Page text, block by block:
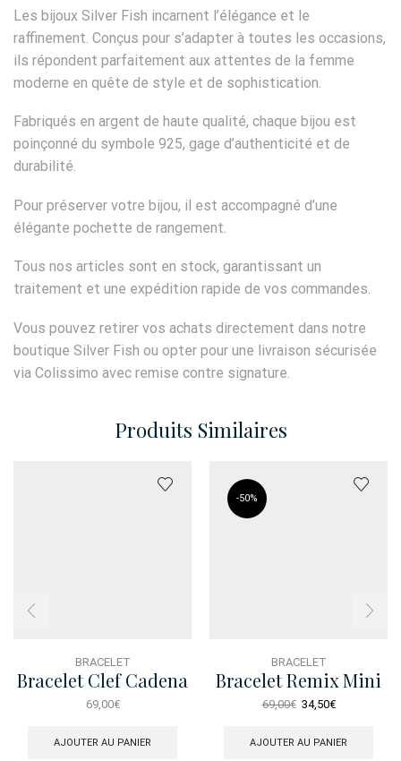
Les bijoux Silver Fish incarnent l’élégance et le
raffinement. Conçus pour s’adapter à toutes les occasions,
ils répondent parfaitement aux attentes de la femme
moderne en quête de style et de sophistication.
Fabriqués en argent de haute qualité, chaque bijou est
poinçonné du symbole 925, gage d’authenticité et de
durabilité.
Pour préserver votre bijou, il est accompagné d’une
élégante pochette de rangement.
Tous nos articles sont en stock, garantissant un
traitement et une expédition rapide de vos commandes.
Vous pouvez retirer vos achats directement dans notre
boutique Silver Fish ou opter pour une livraison sécurisée
via Colissimo avec remise contre signature.
Produits Similaires
BRACELET
Bracelet Clef Cadena
69,00€
AJOUTER AU PANIER
-50%
BRACELET
Bracelet Remix Mini
Perles Dore
69,00€ Le
initial
34,50€Le
actuel
AJOUTER AU PANIER